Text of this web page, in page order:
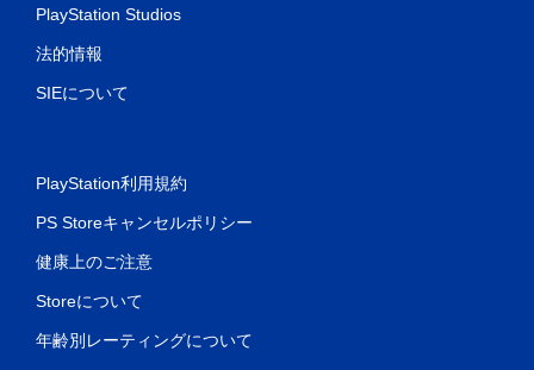
PlayStation Studios
法的情報
SIEについて
PlayStation利用規約
PS Storeキャンセルポリシー
健康上のご注意
Storeについて
年齢別レーティングについて